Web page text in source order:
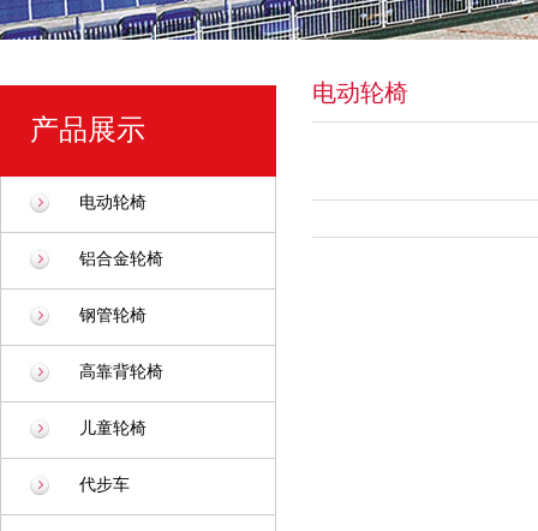
产品展示
电动轮椅
铝合金轮椅
钢管轮椅
高靠背轮椅
儿童轮椅
代步车
电动轮椅